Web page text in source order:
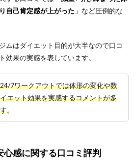
自己肯定感が上がった 」など圧倒的な
ムはダイエット目的が大半なので口コ
効果の実感を表しています。
24/7ワークアウトでは体形の変化や数
エット効果を実感するコメントが多
。
心感に関する口コミ評判